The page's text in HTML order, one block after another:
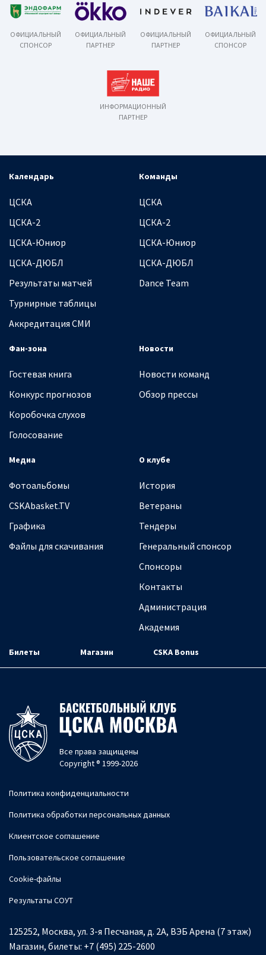
ОФИЦИАЛЬНЫЙ
СПОНСОР
ОФИЦИАЛЬНЫЙ
ПАРТНЕР
ОФИЦИАЛЬНЫЙ
ПАРТНЕР
ОФИЦИАЛЬНЫЙ
СПОНСОР
ИНФОРМАЦИОННЫЙ
ПАРТНЕР
Календарь
ЦСКА
ЦСКА-2
ЦСКА-Юниор
ЦСКА-ДЮБЛ
Результаты матчей
Турнирные таблицы
Аккредитация СМИ
Команды
ЦСКА
ЦСКА-2
ЦСКА-Юниор
ЦСКА-ДЮБЛ
Dance Team
Фан-зона
Гостевая книга
Конкурс прогнозов
Коробочка слухов
Голосование
Новости
Новости команд
Обзор прессы
Медиа
Фотоальбомы
CSKAbasket.TV
Графика
Файлы для скачивания
О клубе
История
Ветераны
Тендеры
Генеральный спонсор
Спонсоры
Контакты
Администрация
Академия
Билеты Магазин CSKA Bonus
Все права защищены
Copyright ® 1999-2026
Политика конфиденциальности
Политика обработки персональных данных
Клиентское соглашение
Пользовательское соглашение
Cookie-файлы
Результаты СОУТ
125252, Москва, ул. 3-я Песчаная, д. 2А, ВЭБ Арена (7 этаж)
Магазин, билеты: +7 (495) 225-2600